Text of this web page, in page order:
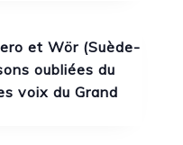
et Wör (Suède-
oubliées du
voix du Grand